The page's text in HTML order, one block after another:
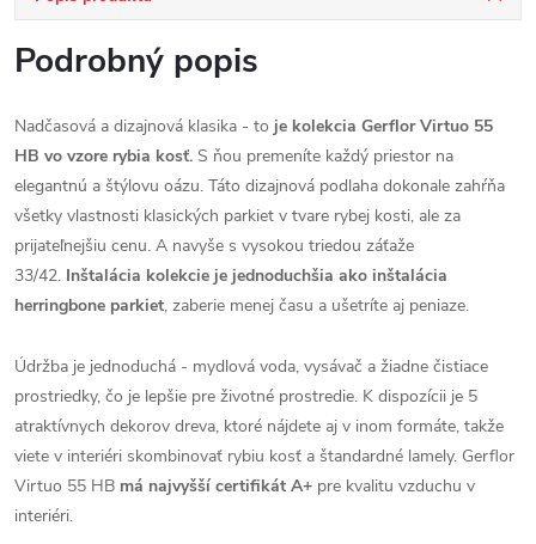
Podrobný popis
Nadčasová a dizajnová klasika - to je kolekcia Gerflor Virtuo 55
HB vo vzore rybia kosť. S ňou premeníte každý priestor na
elegantnú a štýlovu oázu. Táto dizajnová podlaha dokonale zahŕňa
všetky vlastnosti klasických parkiet v tvare rybej kosti, ale za
prijateľnejšiu cenu. A navyše s vysokou triedou záťaže
33/42. Inštalácia kolekcie je jednoduchšia ako inštalácia
herringbone parkiet, zaberie menej času a ušetríte aj peniaze.
Údržba je jednoduchá - mydlová voda, vysávač a žiadne čistiace
prostriedky, čo je lepšie pre životné prostredie. K dispozícii je 5
atraktívnych dekorov dreva, ktoré nájdete aj v inom formáte, takže
viete v interiéri skombinovať rybiu kosť a štandardné lamely. Gerflor
Virtuo 55 HB má najvyšší certifikát A+ pre kvalitu vzduchu v
interiéri.